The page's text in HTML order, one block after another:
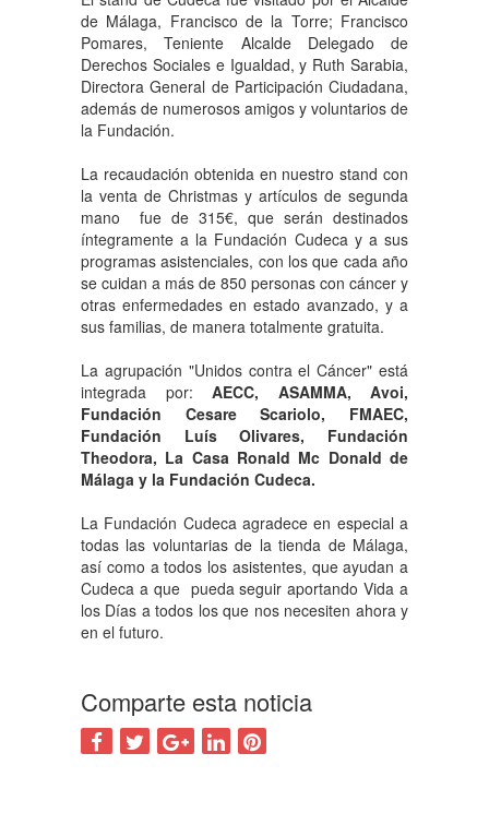
de Málaga, Francisco de la Torre; Francisco
Pomares, Teniente Alcalde Delegado de
Derechos Sociales e Igualdad, y Ruth Sarabia,
Directora General de Participación Ciudadana,
además de numerosos amigos y voluntarios de
la Fundación.
La recaudación obtenida en nuestro stand con
la venta de Christmas y artículos de segunda
mano fue de 315€, que serán destinados
íntegramente a la Fundación Cudeca y a sus
programas asistenciales, con los que cada año
se cuidan a más de 850 personas con cáncer y
otras enfermedades en estado avanzado, y a
sus familias, de manera totalmente gratuita.
La agrupación "Unidos contra el Cáncer" está
integrada por: AECC, ASAMMA, Avoi,
Fundación Cesare Scariolo, FMAEC,
Fundación Luís Olivares, Fundación
Theodora, La Casa Ronald Mc Donald de
Málaga y la Fundación Cudeca.
La Fundación Cudeca agradece en especial a
todas las voluntarias de la tienda de Málaga,
así como a todos los asistentes, que ayudan a
Cudeca a que pueda seguir aportando Vida a
los Días a todos los que nos necesiten ahora y
en el futuro.
Comparte esta noticia